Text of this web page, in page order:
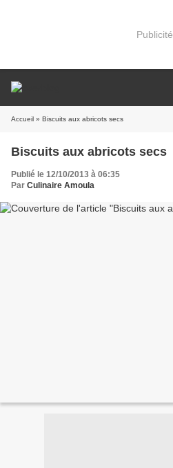
Publicité
Accueil » Biscuits aux abricots secs
Biscuits aux abricots secs
Publié le 12/10/2013 à 06:35
Par Culinaire Amoula